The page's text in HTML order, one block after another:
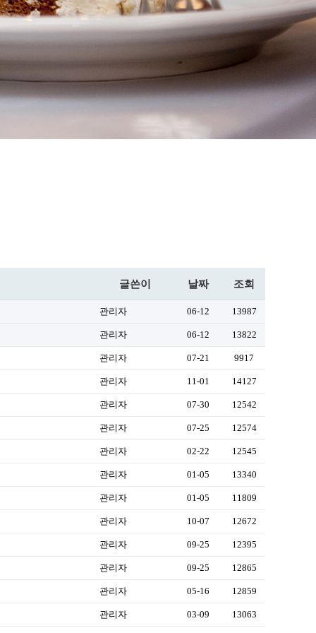
글쓴이 날짜 조회
관리자 06-12 13987
관리자 06-12 13822
관리자 07-21 9917
관리자 11-01 14127
관리자 07-30 12542
관리자 07-25 12574
관리자 02-22 12545
관리자 01-05 13340
관리자 01-05 11809
관리자 10-07 12672
관리자 09-25 12395
관리자 09-25 12865
관리자 05-16 12859
관리자 03-09 13063